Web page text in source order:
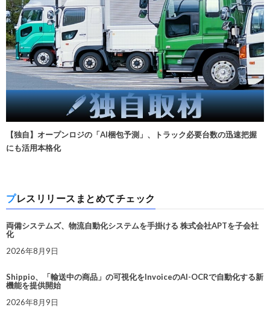
【独自】オープンロジの「AI梱包予測」、トラック必要台数の迅速把握
にも活用本格化
プレスリリースまとめてチェック
両備システムズ、物流自動化システムを手掛ける 株式会社APTを子会社
化
2026年8月9日
Shippio、「輸送中の商品」の可視化をInvoiceのAI-OCRで自動化する新
機能を提供開始
2026年8月9日